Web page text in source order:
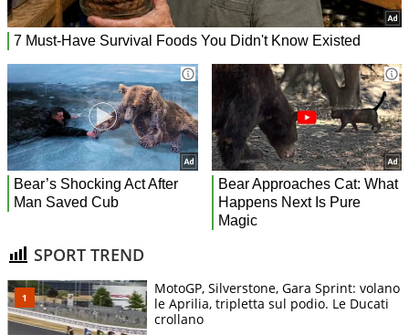
SPORT TREND
MotoGP, Silverstone, Gara Sprint: volano
le Aprilia, tripletta sul podio. Le Ducati
crollano